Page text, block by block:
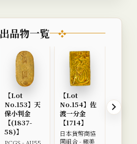
出品物一覧
【Lot
No.153】天
保小判金
【(1837-
58)】
PCGS - AU55
【Lot
No.154】佐
渡一分金
【1714】
日本貨幣商協
同組合 - 極美
永一分